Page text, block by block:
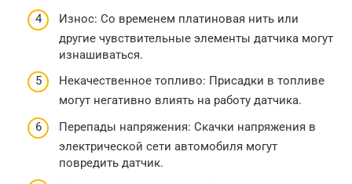
Износ: Со временем платиновая нить или
другие чувствительные элементы датчика могут
изнашиваться.
Некачественное топливо: Присадки в топливе
могут негативно влиять на работу датчика.
Перепады напряжения: Скачки напряжения в
электрической сети автомобиля могут
повредить датчик.